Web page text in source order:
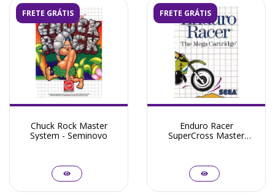
FRETE GRÁTIS
Chuck Rock Master
System - Seminovo
FRETE GRÁTIS
Enduro Racer
SuperCross Master